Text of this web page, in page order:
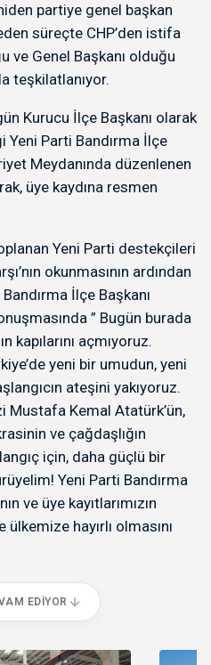
partiye genel başkan
süreçte CHP’den istifa
ve Genel Başkanı olduğu
teşkilatlanıyor.
Kurucu İlçe Başkanı olarak
Yeni Parti Bandırma İlçe
Meydanında düzenlenen
üye kaydına resmen
Yeni Parti destekçileri
okunmasının ardından
İlçe Başkanı
” Bugün burada
kapılarını açmıyoruz.
yeni bir umudun, yeni
ateşini yakıyoruz.
Mustafa Kemal Atatürk’ün,
ve çağdaşlığın
için, daha güçlü bir
Yeni Parti Bandırma
ve üye kayıtlarımızın
ülkemize hayırlı olmasını
EDIYOR